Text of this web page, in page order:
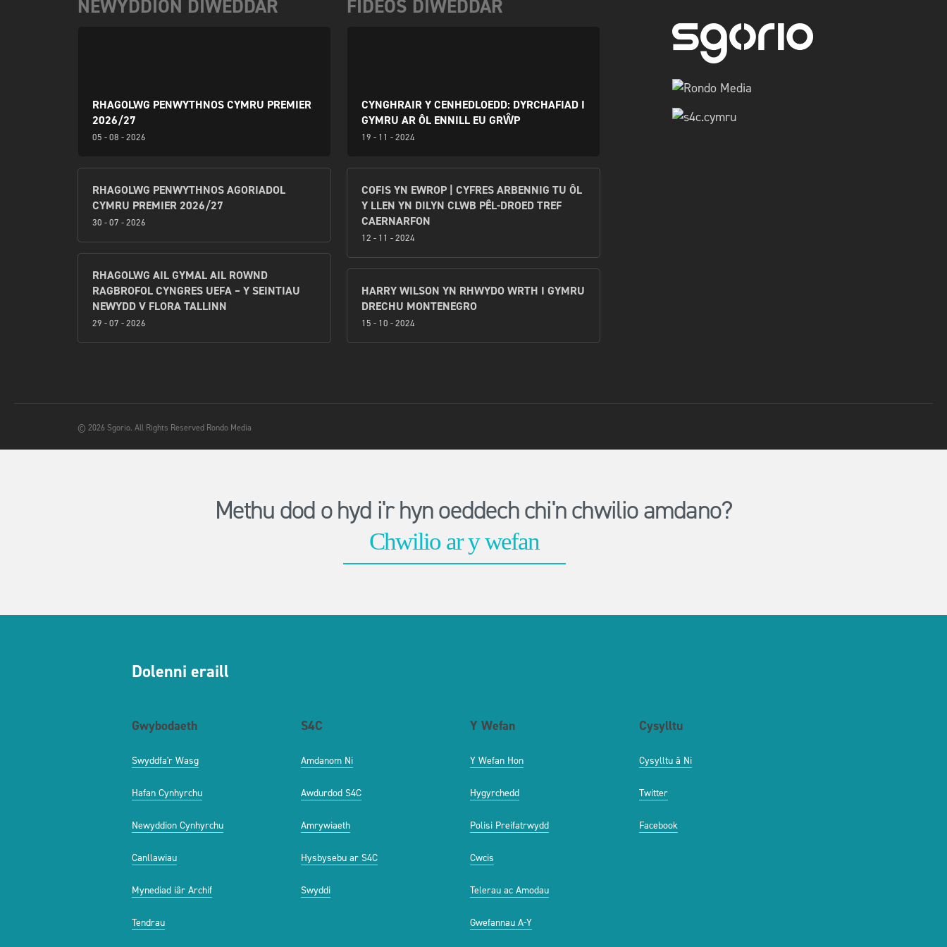
NEWYDDION DIWEDDAR
RHAGOLWG PENWYTHNOS CYMRU PREMIER
2026/27
05 - 08 - 2026
RHAGOLWG PENWYTHNOS AGORIADOL
CYMRU PREMIER 2026/27
30 - 07 - 2026
RHAGOLWG AIL GYMAL AIL ROWND
RAGBROFOL CYNGRES UEFA – Y SEINTIAU
NEWYDD V FLORA TALLINN
29 - 07 - 2026
FIDEOS DIWEDDAR
CYNGHRAIR Y CENHEDLOEDD: DYRCHAFIAD I
GYMRU AR ÔL ENNILL EU GRŴP
19 - 11 - 2024
COFIS YN EWROP | CYFRES ARBENNIG TU ÔL
Y LLEN YN DILYN CLWB PÊL-DROED TREF
CAERNARFON
12 - 11 - 2024
HARRY WILSON YN RHWYDO WRTH I GYMRU
DRECHU MONTENEGRO
15 - 10 - 2024
© 2026 Sgorio. All Rights Reserved Rondo Media
Methu dod o hyd i'r hyn oeddech chi'n chwilio amdano?
Dolenni eraill
Gwybodaeth
Swyddfa'r Wasg
Hafan Cynhyrchu
Newyddion Cynhyrchu
Canllawiau
Mynediad iâr Archif
Tendrau
S4C
Amdanom Ni
Awdurdod S4C
Amrywiaeth
Hysbysebu ar S4C
Swyddi
Y Wefan
Y Wefan Hon
Hygyrchedd
Polisi Preifatrwydd
Cwcis
Telerau ac Amodau
Gwefannau A-Y
Cysylltu
Cysylltu â Ni
Twitter
Facebook